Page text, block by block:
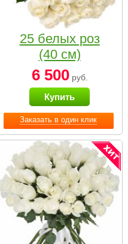
Заказать в один клик
25 белых роз
(40 см)
6 500руб.
Купить